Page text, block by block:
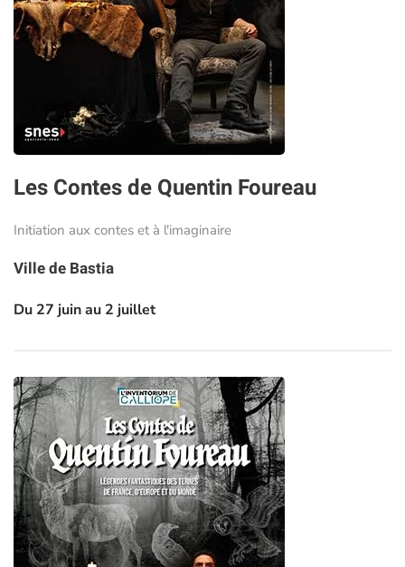
Les Contes de Quentin Foureau
Initiation aux contes et à l'imaginaire
Ville de Bastia
Du 27 juin au 2 juillet